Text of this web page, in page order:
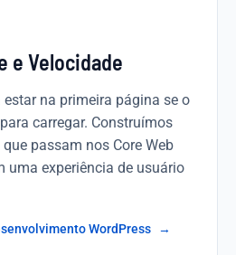
e Velocidade
na primeira página se o
carregar. Construímos
passam nos Core Web
uma experiência de usuário
WordPress